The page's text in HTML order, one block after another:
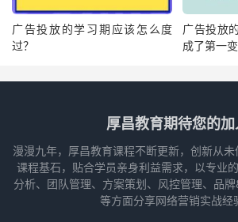
广告投放的学习期应该怎么度
过？
广告投放
成了第一变
厚昌教育期待您的加
漫漫九年，厚昌教育课程不断更新，创新从未
课程基石，贴合学员亲身利益需求，以专业
分析、团队管理、方案策划、风控管理、品
等方面分享网络营销实战经